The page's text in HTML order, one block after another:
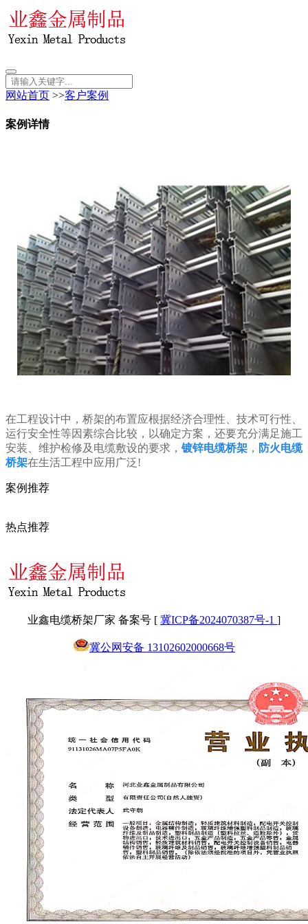
网站首页 >>客户案例
案例详情
在工程设计中，桥架的布置应根据经济合理性、技术可行性、
运行安全性等因素综合比较，以确定方案，还要充分满足施工
安装、维护检修及电缆敷设的要求， 镀锌电缆桥架 ， 防火电缆
桥架在生活工程中应用广泛!
案例推荐
热点推荐
业鑫电缆桥架厂家 备案号 [ 冀ICP备2024070387号-1 ]
冀公网安备 13102602000668号